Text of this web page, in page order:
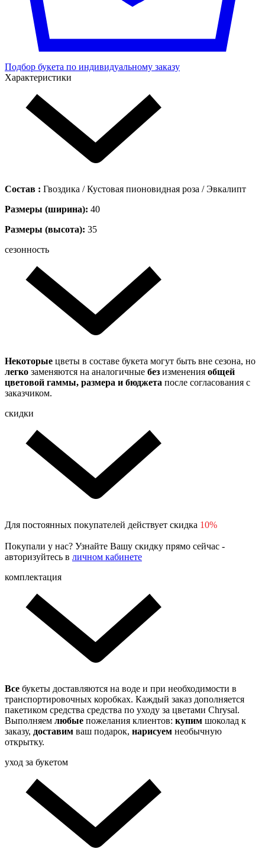
Подбор букета по индивидуальному заказу
Характеристики
Состав : Гвоздика / Кустовая пионовидная роза / Эвкалипт
Размеры (ширина): 40
Размеры (высота): 35
сезонность
Некоторые цветы в составе букета могут быть вне сезона, но
легко заменяются на аналогичные без изменения общей
цветовой гаммы, размера и бюджета после согласования с
заказчиком.
скидки
Для постоянных покупателей действует скидка 10%
Покупали у нас? Узнайте Вашу скидку прямо сейчас -
авторизуйтесь в личном кабинете
комплектация
Все букеты доставляются на воде и при необходимости в
транспортировочных коробках. Каждый заказ дополняется
пакетиком средства средства по уходу за цветами Chrysal.
Выполняем любые пожелания клиентов: купим шоколад к
заказу, доставим ваш подарок, нарисуем необычную
открытку.
уход за букетом